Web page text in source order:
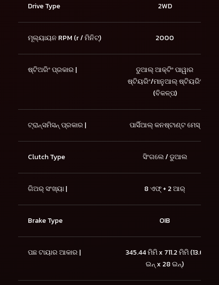
Drive Type 2WD
ମୂଲ୍ୟାୟନ RPM (r / ମିନିଟ୍) 2000
ଷ୍ଟିଅରିଂ ପ୍ରକାର |
ଡୁଆଲ୍ ଆକ୍ଟିଂ ପାୱାର
ଷ୍ଟିୟରିଂ/ମାନୁଆଲ୍ ଷ୍ଟିୟରିଂ
(ବିକଳ୍ପ)
ଟ୍ରାନ୍ସମିସନ୍ ପ୍ରକାର | ପାର୍ସିଆଲ୍ କନଷ୍ଟାଣ୍ଟ ମେସ୍
Clutch Type ସିଂଗଲେ / ଡୁଆଲ
ଗିଅର୍ ସଂଖ୍ୟା | 8 ଏଫ୍ + 2 ଆର୍
Brake Type OIB
ପଛ ଟାୟାର ଆକାର |
345.44 ମିମି x 711.2 ମିମି (13.6
ଇନ୍ x 28 ଇନ୍)